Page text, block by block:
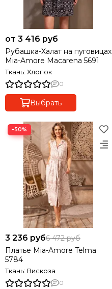
от 3 416 руб
Рубашка-Халат на пуговицах
Mia-Amore Macarena 5691
Ткань: Хлопок
0
Выбрать
−50%
3 236 руб6 472 руб
Платье Mia-Amore Telma
5784
Ткань: Вискоза
0